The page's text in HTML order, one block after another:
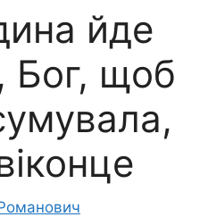
йде
Бог, щоб